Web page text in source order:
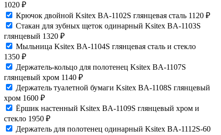
1020 ₽
Крючок двойной Ksitex BA-1102S глянцевая сталь 1120 ₽
Стакан для зубных щеток одинарный Ksitex BA-1103S
глянцевый 1320 ₽
Мыльница Ksitex BA-1104S глянцевая сталь и стекло
1350 ₽
Держатель-кольцо для полотенец Ksitex BA-1107S
глянцевый хром 1140 ₽
Держатель туалетной бумаги Ksitex BA-1108S глянцевый
хром 1600 ₽
Ёршик настенный Ksitex BA-1109S глянцевый хром и
стекло 1950 ₽
Держатель для полотенец одинарный Ksitex BA-1112S-60